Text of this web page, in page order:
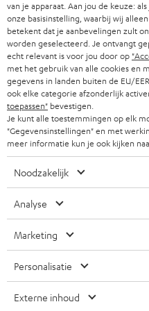
i
e
f
BLUETOOTH
KOPTELEFOONS
BLUETOOTH KOPTELEFOONS
COMPLETE SETS
SPEAKERS
ULTIMA
IN-EAR
FANSHOP
NIEUWKOMERS
PARTNERPROGRAMMA
BLOG
NEWSLETTER
STORES
TEUFEL VOORDELEN
ZWITSERLAND
NEDERLAND
BELGIË
FRANKRIJK
POLEN
ITALIË
USA
'Kennelijke' (typ)fouten
accessoires zijn niet bij de levering
Disclaimer Algemene voorwaarden
van je apparaat. Aan jou de keuze:
onze basisinstelling, waarbij wij
betekent dat je aanbevelingen zult
worden geselecteerd. Je ontvangt
echt relevant is voor jou door op
met het gebruik van alle cookies en
gegevens in landen buiten de EU/
ook elke categorie afzonderlijk
toepassen" bevestigen.
Je kunt alle toestemmingen op elk
"Gegevensinstellingen" en met
meer informatie kun je ook kijken
Noodzakelijk
Analyse
Marketing
Personalisatie
Externe inhoud